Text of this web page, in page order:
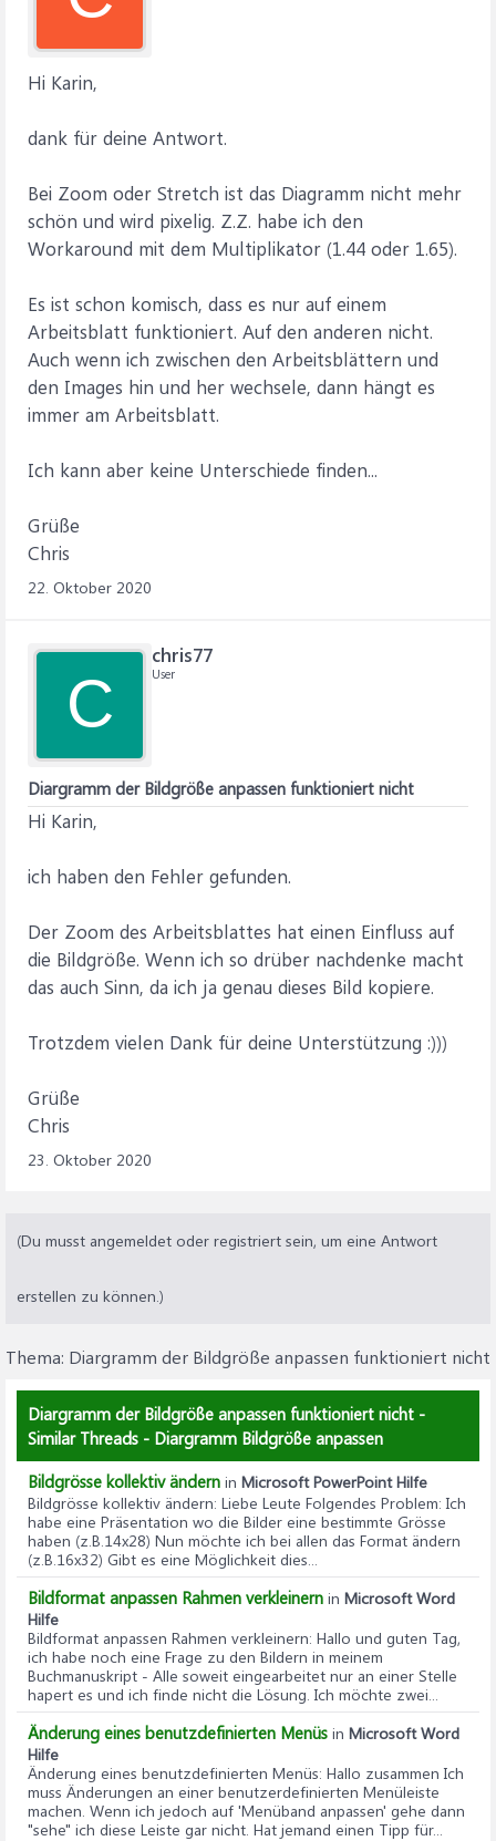
Hi Karin,
dank für deine Antwort.
Bei Zoom oder Stretch ist das Diagramm nicht mehr
schön und wird pixelig. Z.Z. habe ich den
Workaround mit dem Multiplikator (1.44 oder 1.65).
Es ist schon komisch, dass es nur auf einem
Arbeitsblatt funktioniert. Auf den anderen nicht.
Auch wenn ich zwischen den Arbeitsblättern und
den Images hin und her wechsele, dann hängt es
immer am Arbeitsblatt.
Ich kann aber keine Unterschiede finden...
Grüße
Chris
22. Oktober 2020
C
chris77
User
Diargramm der Bildgröße anpassen funktioniert nicht
Hi Karin,
ich haben den Fehler gefunden.
Der Zoom des Arbeitsblattes hat einen Einfluss auf
die Bildgröße. Wenn ich so drüber nachdenke macht
das auch Sinn, da ich ja genau dieses Bild kopiere.
Trotzdem vielen Dank für deine Unterstützung :)))
Grüße
Chris
23. Oktober 2020
(Du musst angemeldet oder registriert sein, um eine Antwort
erstellen zu können.)
Thema: Diargramm der Bildgröße anpassen funktioniert nicht
Diargramm der Bildgröße anpassen funktioniert nicht -
Similar Threads - Diargramm Bildgröße anpassen
Bildgrösse kollektiv ändern in Microsoft PowerPoint Hilfe
Bildgrösse kollektiv ändern: Liebe Leute Folgendes Problem: Ich
habe eine Präsentation wo die Bilder eine bestimmte Grösse
haben (z.B.14x28) Nun möchte ich bei allen das Format ändern
(z.B.16x32) Gibt es eine Möglichkeit dies...
Bildformat anpassen Rahmen verkleinern in Microsoft Word
Hilfe
Bildformat anpassen Rahmen verkleinern: Hallo und guten Tag,
ich habe noch eine Frage zu den Bildern in meinem
Buchmanuskript - Alle soweit eingearbeitet nur an einer Stelle
hapert es und ich finde nicht die Lösung. Ich möchte zwei...
Änderung eines benutzdefinierten Menüs in Microsoft Word
Hilfe
Änderung eines benutzdefinierten Menüs: Hallo zusammen Ich
muss Änderungen an einer benutzerdefinierten Menüleiste
machen. Wenn ich jedoch auf 'Menüband anpassen' gehe dann
"sehe" ich diese Leiste gar nicht. Hat jemand einen Tipp für...